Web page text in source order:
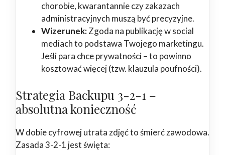
chorobie, kwarantannie czy zakazach
administracyjnych muszą być precyzyjne.
Wizerunek:Zgoda na publikację w social
mediach to podstawa Twojego marketingu.
Jeśli para chce prywatności – to powinno
kosztować więcej (tzw. klauzula poufności).
Strategia Backupu 3-2-1 –
absolutna konieczność
W dobie cyfrowej utrata zdjęć to śmierć zawodowa.
Zasada 3-2-1 jest święta: